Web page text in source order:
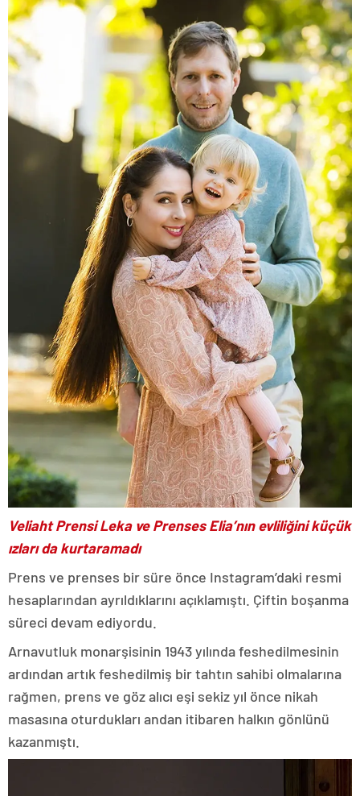
Veliaht Prensi Leka ve Prenses Elia’nın evliliğini küçük
ızları da kurtaramadı
Prens ve prenses bir süre önce Instagram’daki resmi
hesaplarından ayrıldıklarını açıklamıştı. Çiftin boşanma
süreci devam ediyordu.
Arnavutluk monarşisinin 1943 yılında feshedilmesinin
ardından artık feshedilmiş bir tahtın sahibi olmalarına
rağmen, prens ve göz alıcı eşi sekiz yıl önce nikah
masasına oturdukları andan itibaren halkın gönlünü
kazanmıştı.